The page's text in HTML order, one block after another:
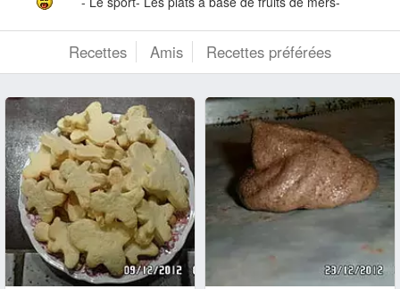
Recettes Amis Recettes préférées